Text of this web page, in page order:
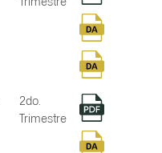
2do.
Trimestre